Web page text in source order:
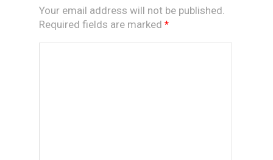
Your email address will not be published.
Required fields are marked *